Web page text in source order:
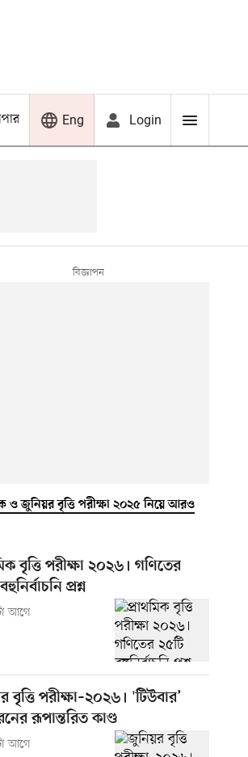
Eng Login
ও জুনিয়র বৃত্তি পরীক্ষা ২০২৫ নিয়ে আরও
বৃত্তি পরীক্ষা ২০২৬। গণিতের
প্রশ্ন
আগে
বৃত্তি পরীক্ষা–২০২৬। 'টিউবার’
রূপান্তরিত কাণ্ড
আগে